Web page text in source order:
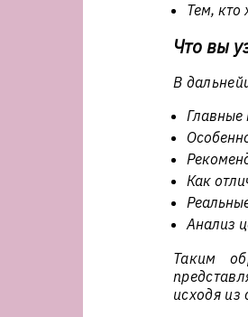
Тем, кто
Что вы
В
Главные
Как
Анализ
Таким
исходя из